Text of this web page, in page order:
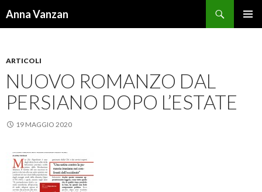
Anna Vanzan
ARTICOLI
NUOVO ROMANZO DAL
PERSIANO DOPO L’ESTATE
19 MAGGIO 2020